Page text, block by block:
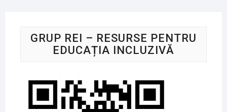
GRUP REI – RESURSE PENTRU
EDUCAȚIA INCLUZIVĂ